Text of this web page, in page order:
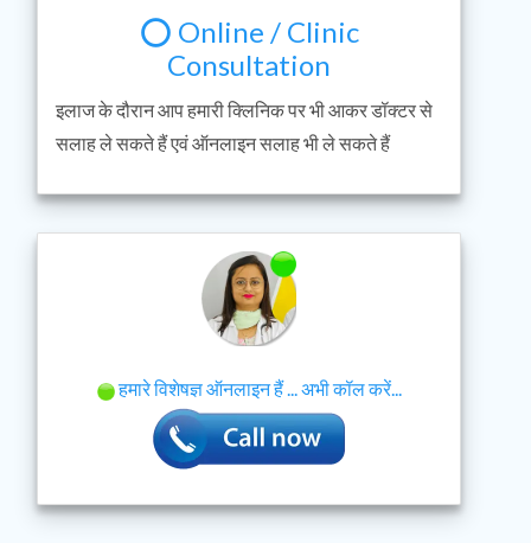
⭕ Online / Clinic
Consultation
इलाज के दौरान आप हमारी क्लिनिक पर भी आकर डॉक्टर से
सलाह ले सकते हैं एवं ऑनलाइन सलाह भी ले सकते हैं
हमारे विशेषज्ञ ऑनलाइन हैं ... अभी कॉल करें...